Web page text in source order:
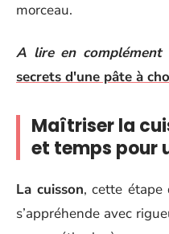
morceau.
A lire en complément
secrets d'une pâte à
Maîtriser la
et temps pour
La cuisson, cette étape
s’appréhende avec